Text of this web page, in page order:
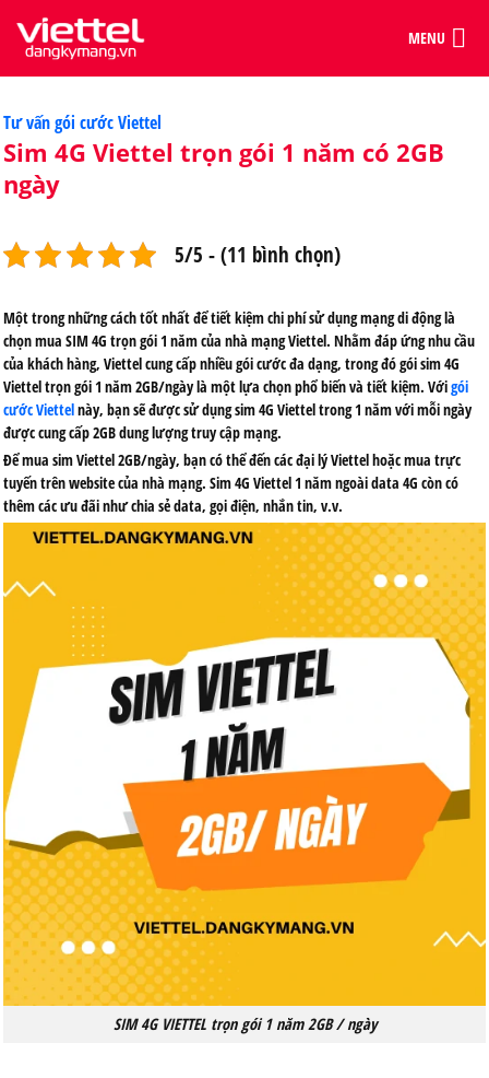
MENU
Categories
Tư vấn gói cước Viettel
Sim 4G Viettel trọn gói 1 năm có 2GB
ngày
5/5 - (11 bình chọn)
Một trong những cách tốt nhất để tiết kiệm chi phí sử dụng mạng di động là
chọn mua SIM 4G trọn gói 1 năm của nhà mạng Viettel. Nhằm đáp ứng nhu cầu
của khách hàng, Viettel cung cấp nhiều gói cước đa dạng, trong đó gói sim 4G
Viettel trọn gói 1 năm 2GB/ngày là một lựa chọn phổ biến và tiết kiệm. Vớigói
cước Viettelnày, bạn sẽ được sử dụng sim 4G Viettel trong 1 năm với mỗi ngày
được cung cấp 2GB dung lượng truy cập mạng.
Để mua sim Viettel 2GB/ngày, bạn có thể đến các đại lý Viettel hoặc mua trực
tuyến trên website của nhà mạng. Sim 4G Viettel 1 năm ngoài data 4G còn có
thêm các ưu đãi như chia sẻ data, gọi điện, nhắn tin, v.v.
SIM 4G VIETTEL trọn gói 1 năm 2GB / ngày